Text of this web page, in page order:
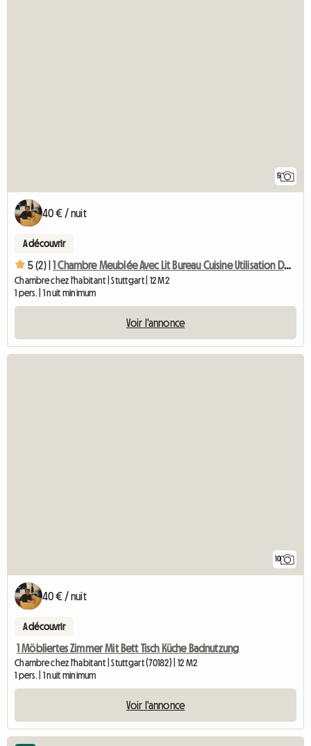
5
40 € / nuit
A découvrir
5 (2) | 1 Chambre Meublée Avec Lit Bureau Cuisine Utilisation De La Salle De Bain
Chambre chez l'habitant | Stuttgart | 12 M2
1 pers. | 1 nuit minimum
Voir l'annonce
10
40 € / nuit
A découvrir
1 Möbliertes Zimmer Mit Bett Tisch Küche Badnutzung
Chambre chez l'habitant | Stuttgart (70182) | 12 M2
1 pers. | 1 nuit minimum
Voir l'annonce